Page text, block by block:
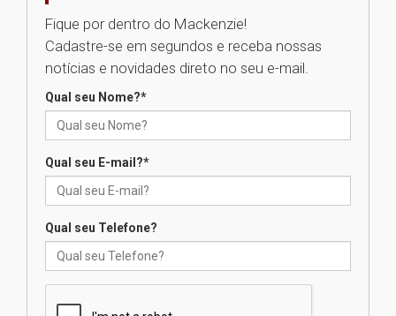
Universidade Mackenzie
realizará nova edição da Feira
das novas tecnologias em
calouros do segundo semestre
Fique por dentro do Mackenzie!
Cadastre-se em segundos e receba nossas
notícias e novidades direto no seu e-mail.
Qual seu Nome?*
Qual seu E-mail?*
Qual seu Telefone?